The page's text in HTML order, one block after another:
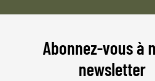
Abonnez-vous à
newsletter